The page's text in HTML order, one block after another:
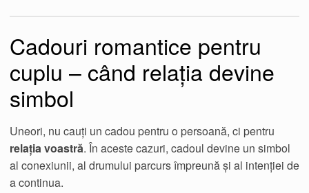
Cadouri romantice pentru
cuplu – când relația devine
simbol
Uneori, nu cauți un cadou pentru o persoană, ci pentru
relația voastră. În aceste cazuri, cadoul devine un simbol
al conexiunii, al drumului parcurs împreună și al intenției de
a continua.